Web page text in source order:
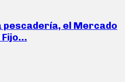
pescadería, el Mercado
Fijo…